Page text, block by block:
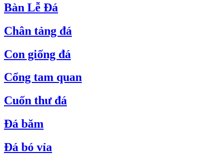
Bàn Lễ Đá
Chân tảng đá
Con giống đá
Cổng tam quan
Cuốn thư đá
Đá băm
Đá bó vỉa